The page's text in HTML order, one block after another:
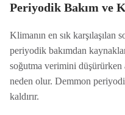
Periyodik Bakım ve
Klimanın en sık karşılaşılan
periyodik bakımdan
soğutma verimini düşürürken
neden olur. Demmon
kaldırır.